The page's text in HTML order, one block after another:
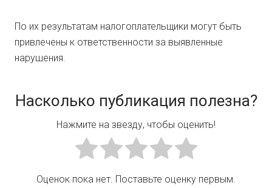
По их результатам налогоплательщики могут быть
привлечены к ответственности за выявленные
нарушения.
Насколько публикация полезна?
Нажмите на звезду, чтобы оценить!
Оценок пока нет. Поставьте оценку первым.